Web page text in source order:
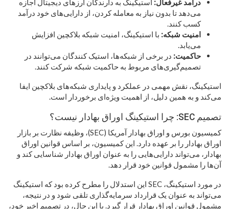
درآمد غیرفعال: استیکینگ به دارندگان ارزهای دیجیتال اجازه
می‌دهد تا بدون نیاز به معامله کردن، از دارایی‌های خود درآمد
کسب کنند.
امنیت شبکه: با استیکینگ، امنیت شبکه بلاکچین افزایش
می‌یابد.
حاکمیت: در برخی از شبکه‌ها، استیک کنندگان می‌توانند در
تصمیم‌گیری‌های مربوط به حاکمیت شبکه شرکت کنند.
استیکینگ، نقش مهمی در عملکرد و پایداری شبکه‌های بلاکچین ایفا
می‌کند و به همین دلیل، از اهمیت ویژه‌ای برخوردار است.
تصمیم SEC: چرا استیکینگ اوراق بهادار نیست؟
کمیسیون بورس و اوراق بهادار آمریکا (SEC)، وظیفه نظارت بر بازار
اوراق بهادار را بر عهده دارد. این کمیسیون، بر اساس قوانین اوراق
بهادار، می‌تواند دارایی‌هایی را به عنوان اوراق بهادار شناسایی کند و
آن‌ها را مشمول قوانین خود قرار دهد.
در مورد استیکینگ، SEC این استدلال را مطرح کرده بود که استیکینگ
می‌تواند به عنوان یک قرارداد سرمایه‌گذاری تلقی شود و در نتیجه،
مشمول قوانین اوراق بهادار قرار گیرد. با این حال، در تصمیم اخیر خود،